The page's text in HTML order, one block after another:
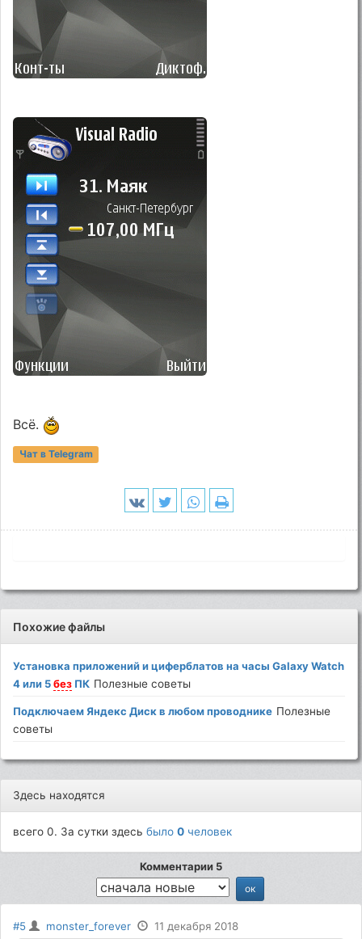
Всё.
Чат в Telegram
Похожие файлы
Установка приложений и циферблатов на часы Galaxy Watch
4 или 5без ПК Полезные советы
Подключаем Яндекс Диск в любом проводнике Полезные
советы
Здесь находятся
всего 0. За сутки здесьбыло0 человек
Комментарии 5
#5 monster_forever 11 декабря 2018